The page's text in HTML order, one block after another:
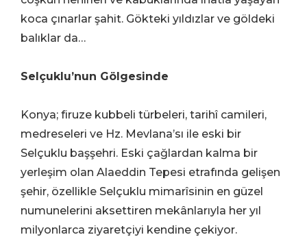
koca çınarlar şahit. Gökteki yıldızlar ve göldeki
balıklar da…
Selçuklu’nun Gölgesinde
Konya; firuze kubbeli türbeleri, tarihî camileri,
medreseleri ve Hz. Mevlana’sı ile eski bir
Selçuklu başşehri. Eski çağlardan kalma bir
yerleşim olan Alaeddin Tepesi etrafında gelişen
şehir, özellikle Selçuklu mimarîsinin en güzel
numunelerini aksettiren mekânlarıyla her yıl
milyonlarca ziyaretçiyi kendine çekiyor.